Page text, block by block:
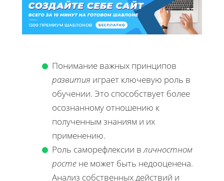
Понимание важных принципов
развития играет ключевую роль в
обучении. Это способствует более
осознанному отношению к
полученным знаниям и их
применению.
Роль саморефлексии вличностном
росте не может быть недооценена.
Анализ собственных действий и